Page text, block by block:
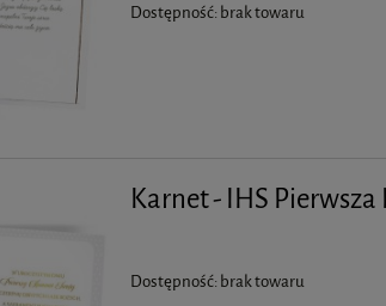
Dostępność: brak towaru
Karnet - IHS
Dostępność: brak towaru